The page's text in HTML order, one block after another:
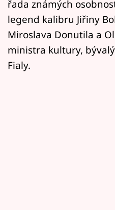
Mámy sobě
Přihlášení
Sledujte nás
řada známých
legend kalibru Jiřiny
Miroslava Donutila a
ministra kultury,
Fialy.